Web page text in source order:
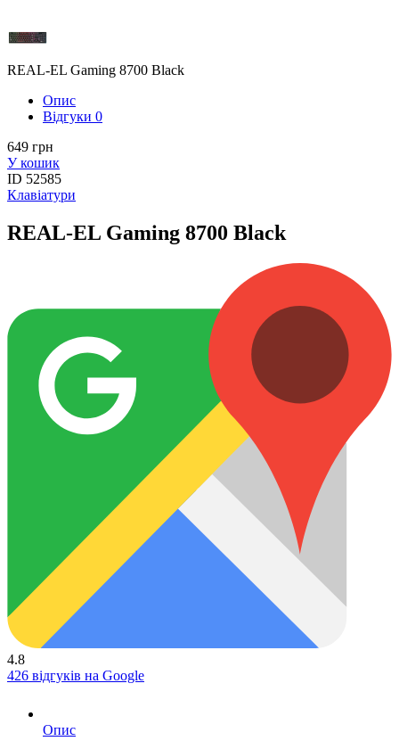
REAL-EL Gaming 8700 Black
Опис
Вiдгуки 0
649 грн
У кошик
ID 52585
Клавіатури
REAL-EL Gaming 8700 Black
4.8
426 відгуків на Google
Опис